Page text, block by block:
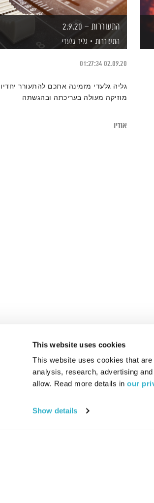
This website uses cookies
This website uses cookies that
analysis, research, advertising
allow. Read more details in our
Show details
התעוררות – 2.9.20
התעוררות גליה גלעדי
02.09.20
01:27:34
גליה גלעדי מזמינה אתכם להתעורר
מוזיקה מעולה בעריכתה ובהגשתה
אודיו